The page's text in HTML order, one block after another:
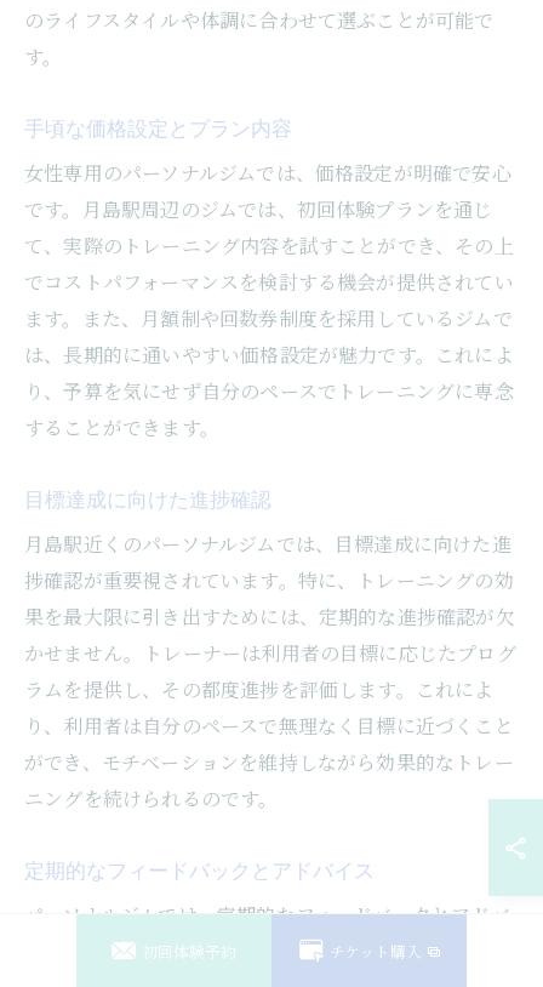
のライフスタイルや体調に合わせて選ぶことが可能で
す。
手頃な価格設定とプラン内容
女性専用のパーソナルジムでは、価格設定が明確で安心
です。月島駅周辺のジムでは、初回体験プランを通じ
て、実際のトレーニング内容を試すことができ、その上
でコストパフォーマンスを検討する機会が提供されてい
ます。また、月額制や回数券制度を採用しているジムで
は、長期的に通いやすい価格設定が魅力です。これによ
り、予算を気にせず自分のペースでトレーニングに専念
することができます。
目標達成に向けた進捗確認
月島駅近くのパーソナルジムでは、目標達成に向けた進
捗確認が重要視されています。特に、トレーニングの効
果を最大限に引き出すためには、定期的な進捗確認が欠
かせません。トレーナーは利用者の目標に応じたプログ
ラムを提供し、その都度進捗を評価します。これによ
り、利用者は自分のペースで無理なく目標に近づくこと
ができ、モチベーションを維持しながら効果的なトレー
ニングを続けられるのです。
定期的なフィードバックとアドバイス
パーソナルジムでは、定期的なフィードバックとアドバ
イスがトレーニングの質を高める鍵となります。月島駅
初回体験予約 チケット購入